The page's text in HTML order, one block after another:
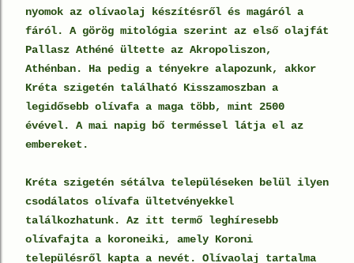
nyomok az olívaolaj készítésről és magáról a
fáról. A görög mitológia szerint az első olajfát
Pallasz Athéné ültette az Akropoliszon,
Athénban. Ha pedig a tényekre alapozunk, akkor
Kréta szigetén található Kisszamoszban a
legidősebb olívafa a maga több, mint 2500
évével. A mai napig bő terméssel látja el az
embereket.
Kréta szigetén sétálva településeken belül ilyen
csodálatos olívafa ültetvényekkel
találkozhatunk. Az itt termő leghíresebb
olívafajta a koroneiki, amely Koroni
településről kapta a nevét. Olívaolaj tartalma